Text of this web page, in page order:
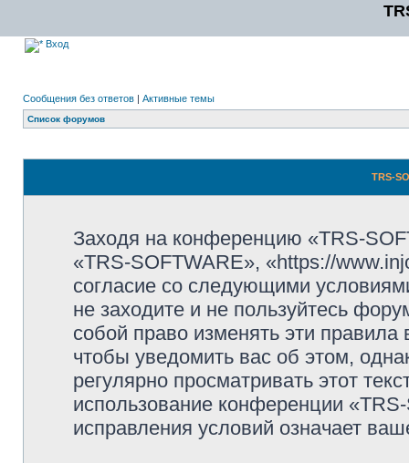
Вход
Сообщения без ответов | Активные темы
Список форумов
TRS-
Заходя на конференцию «TRS-
«TRS-SOFTWARE», «https://
согласие со следующими
не заходите и не пользуйтесь
собой право изменять эти
чтобы уведомить вас об этом,
регулярно просматривать этот
использование конференции
исправления условий означает